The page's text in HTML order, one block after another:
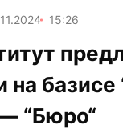
15:26
базисе
“Бюро“